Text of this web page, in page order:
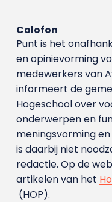
Colofon
Punt is het
en opinievorming
medewerkers van
informeert de
Hogeschool over
onderwerpen en
meningsvorming
is daarbij niet
redactie. Op de
artikelen van het
(HOP).